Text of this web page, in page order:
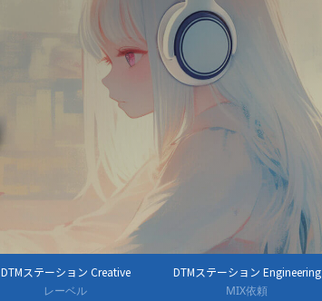
DTMステーション Creative
レーベル
DTMステーション Engineering
MIX依頼